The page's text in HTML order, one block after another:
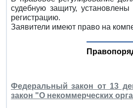
судебную защиту,
регистрацию.
Заявители имеют право на
Федеральный закон от 13
закон "О некоммерческих